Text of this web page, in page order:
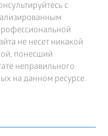
с
не несет никакой
понесший
неправильного
на данном ресурсе.